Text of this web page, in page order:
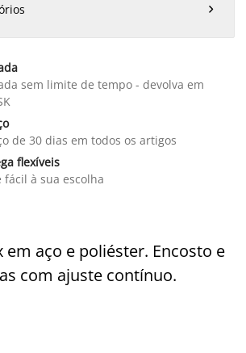

sem limite de tempo - devolva em
de 30 dias em todos os artigos
flexíveis
à sua escolha
em aço e poliéster. Encosto e
com ajuste contínuo.